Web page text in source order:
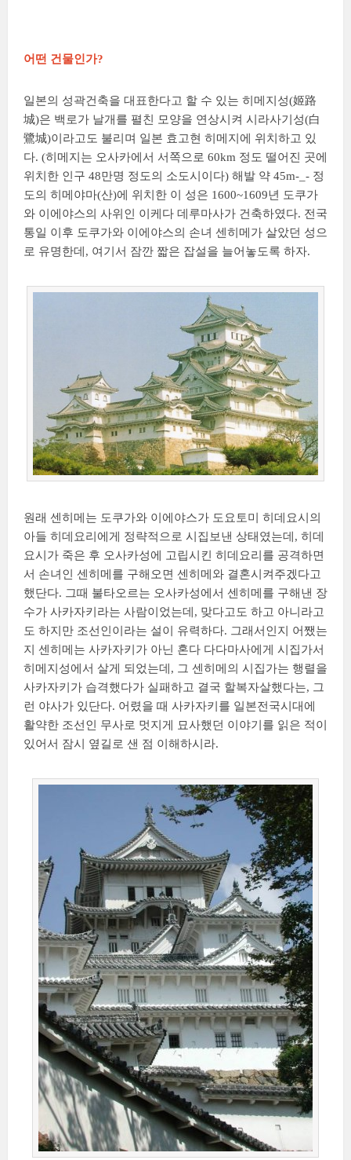
어떤 건물인가?
일본의 성곽건축을 대표한다고 할 수 있는 히메지성(姬路
城)은 백로가 날개를 펼친 모양을 연상시켜 시라사기성(白
鷺城)이라고도 불리며 일본 효고현 히메지에 위치하고 있
다. (히메지는 오사카에서 서쪽으로 60km 정도 떨어진 곳에
위치한 인구 48만명 정도의 소도시이다) 해발 약 45m-_- 정
도의 히메야마(산)에 위치한 이 성은 1600~1609년 도쿠가
와 이에야스의 사위인 이케다 데루마사가 건축하였다. 전국
통일 이후 도쿠가와 이에야스의 손녀 센히메가 살았던 성으
로 유명한데, 여기서 잠깐 짧은 잡설을 늘어놓도록 하자.
원래 센히메는 도쿠가와 이에야스가 도요토미 히데요시의
아들 히데요리에게 정략적으로 시집보낸 상태였는데, 히데
요시가 죽은 후 오사카성에 고립시킨 히데요리를 공격하면
서 손녀인 센히메를 구해오면 센히메와 결혼시켜주겠다고
했단다. 그때 불타오르는 오사카성에서 센히메를 구해낸 장
수가 사카자키라는 사람이었는데, 맞다고도 하고 아니라고
도 하지만 조선인이라는 설이 유력하다. 그래서인지 어쨌는
지 센히메는 사카자키가 아닌 혼다 다다마사에게 시집가서
히메지성에서 살게 되었는데, 그 센히메의 시집가는 행렬을
사카자키가 습격했다가 실패하고 결국 할복자살했다는, 그
런 야사가 있단다. 어렸을 때 사카자키를 일본전국시대에
활약한 조선인 무사로 멋지게 묘사했던 이야기를 읽은 적이
있어서 잠시 옆길로 샌 점 이해하시라.